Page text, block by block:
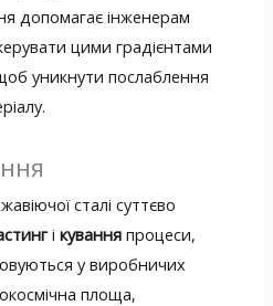
допомагає інженерам
цими градієнтами
уникнути послаблення
сталі суттєво
і куванняпроцеси,
у виробничих
площа,